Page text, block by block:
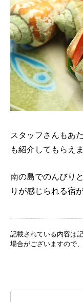
スタッフさんもあ
も紹介してもらえま
南の島でのんびり
りが感じられる宿
記載されている内容は
場合がございますので